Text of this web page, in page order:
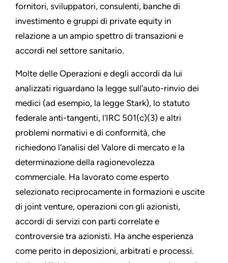
fornitori, sviluppatori, consulenti, banche di
investimento e gruppi di private equity in
relazione a un ampio spettro di transazioni e
accordi nel settore sanitario.
Molte delle Operazioni e degli accordi da lui
analizzati riguardano la legge sull'auto-rinvio dei
medici (ad esempio, la legge Stark), lo statuto
federale anti-tangenti, l'IRC 501(c)(3) e altri
problemi normativi e di conformità, che
richiedono l'analisi del Valore di mercato e la
determinazione della ragionevolezza
commerciale. Ha lavorato come esperto
selezionato reciprocamente in formazioni e uscite
di joint venture, operazioni con gli azionisti,
accordi di servizi con parti correlate e
controversie tra azionisti. Ha anche esperienza
come perito in deposizioni, arbitrati e processi.